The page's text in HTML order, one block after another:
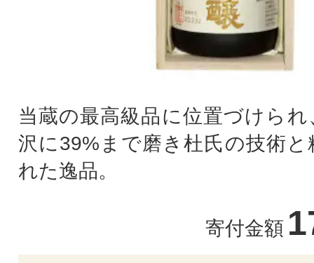
当蔵の最高級品に位置づけら
沢に39%まで磨き杜氏の技術と
れた逸品。
寄付金額